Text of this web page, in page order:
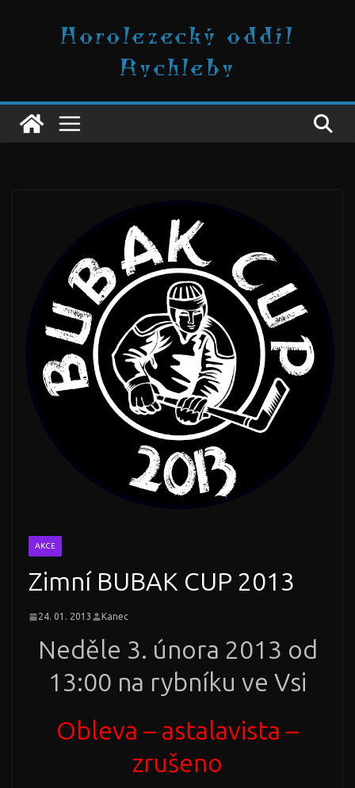
Horolezecký oddíl
Rychleby
AKCE
Zimní BUBAK CUP 2013
24. 01. 2013 Kanec
Neděle 3. února 2013 od
13:00 na rybníku ve Vsi
Obleva – astalavista –
zrušeno